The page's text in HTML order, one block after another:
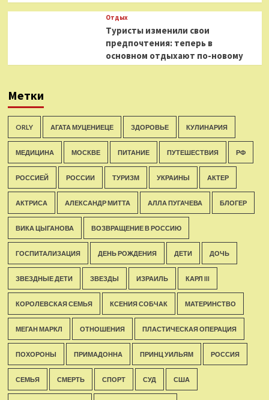
Отдых
Туристы изменили свои
предпочтения: теперь в
основном отдыхают по-новому
Метки
ORLY АГАТА МУЦЕНИЕЦЕ ЗДОРОВЬЕ КУЛИНАРИЯ
МЕДИЦИНА МОСКВЕ ПИТАНИЕ ПУТЕШЕСТВИЯ РФ
РОССИЕЙ РОССИИ ТУРИЗМ УКРАИНЫ АКТЕР
АКТРИСА АЛЕКСАНДР МИТТА АЛЛА ПУГАЧЕВА БЛОГЕР
ВИКА ЦЫГАНОВА ВОЗВРАЩЕНИЕ В РОССИЮ
ГОСПИТАЛИЗАЦИЯ ДЕНЬ РОЖДЕНИЯ ДЕТИ ДОЧЬ
ЗВЕЗДНЫЕ ДЕТИ ЗВЕЗДЫ ИЗРАИЛЬ КАРЛ III
КОРОЛЕВСКАЯ СЕМЬЯ КСЕНИЯ СОБЧАК МАТЕРИНСТВО
МЕГАН МАРКЛ ОТНОШЕНИЯ ПЛАСТИЧЕСКАЯ ОПЕРАЦИЯ
ПОХОРОНЫ ПРИМАДОННА ПРИНЦ УИЛЬЯМ РОССИЯ
СЕМЬЯ СМЕРТЬ СПОРТ СУД США